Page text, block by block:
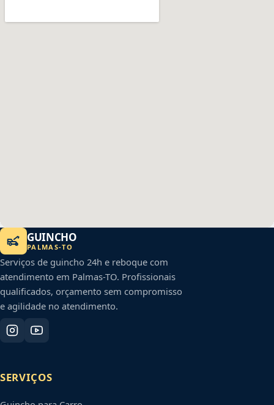
GUINCHO
PALMAS-TO
Serviços de guincho 24h e reboque com
atendimento em Palmas-TO. Profissionais
qualificados, orçamento sem compromisso
e agilidade no atendimento.
SERVIÇOS